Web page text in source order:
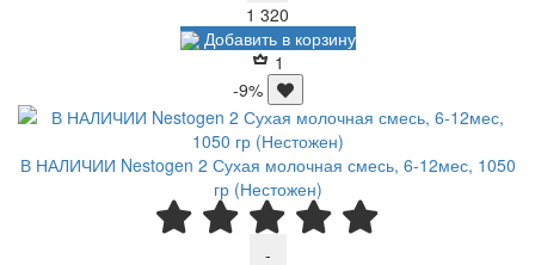
1 320
Добавить в корзину
1
-9%
В НАЛИЧИИ Nestogen 2 Сухая молочная смесь, 6-12мес, 1050
гр (Нестожен)
-